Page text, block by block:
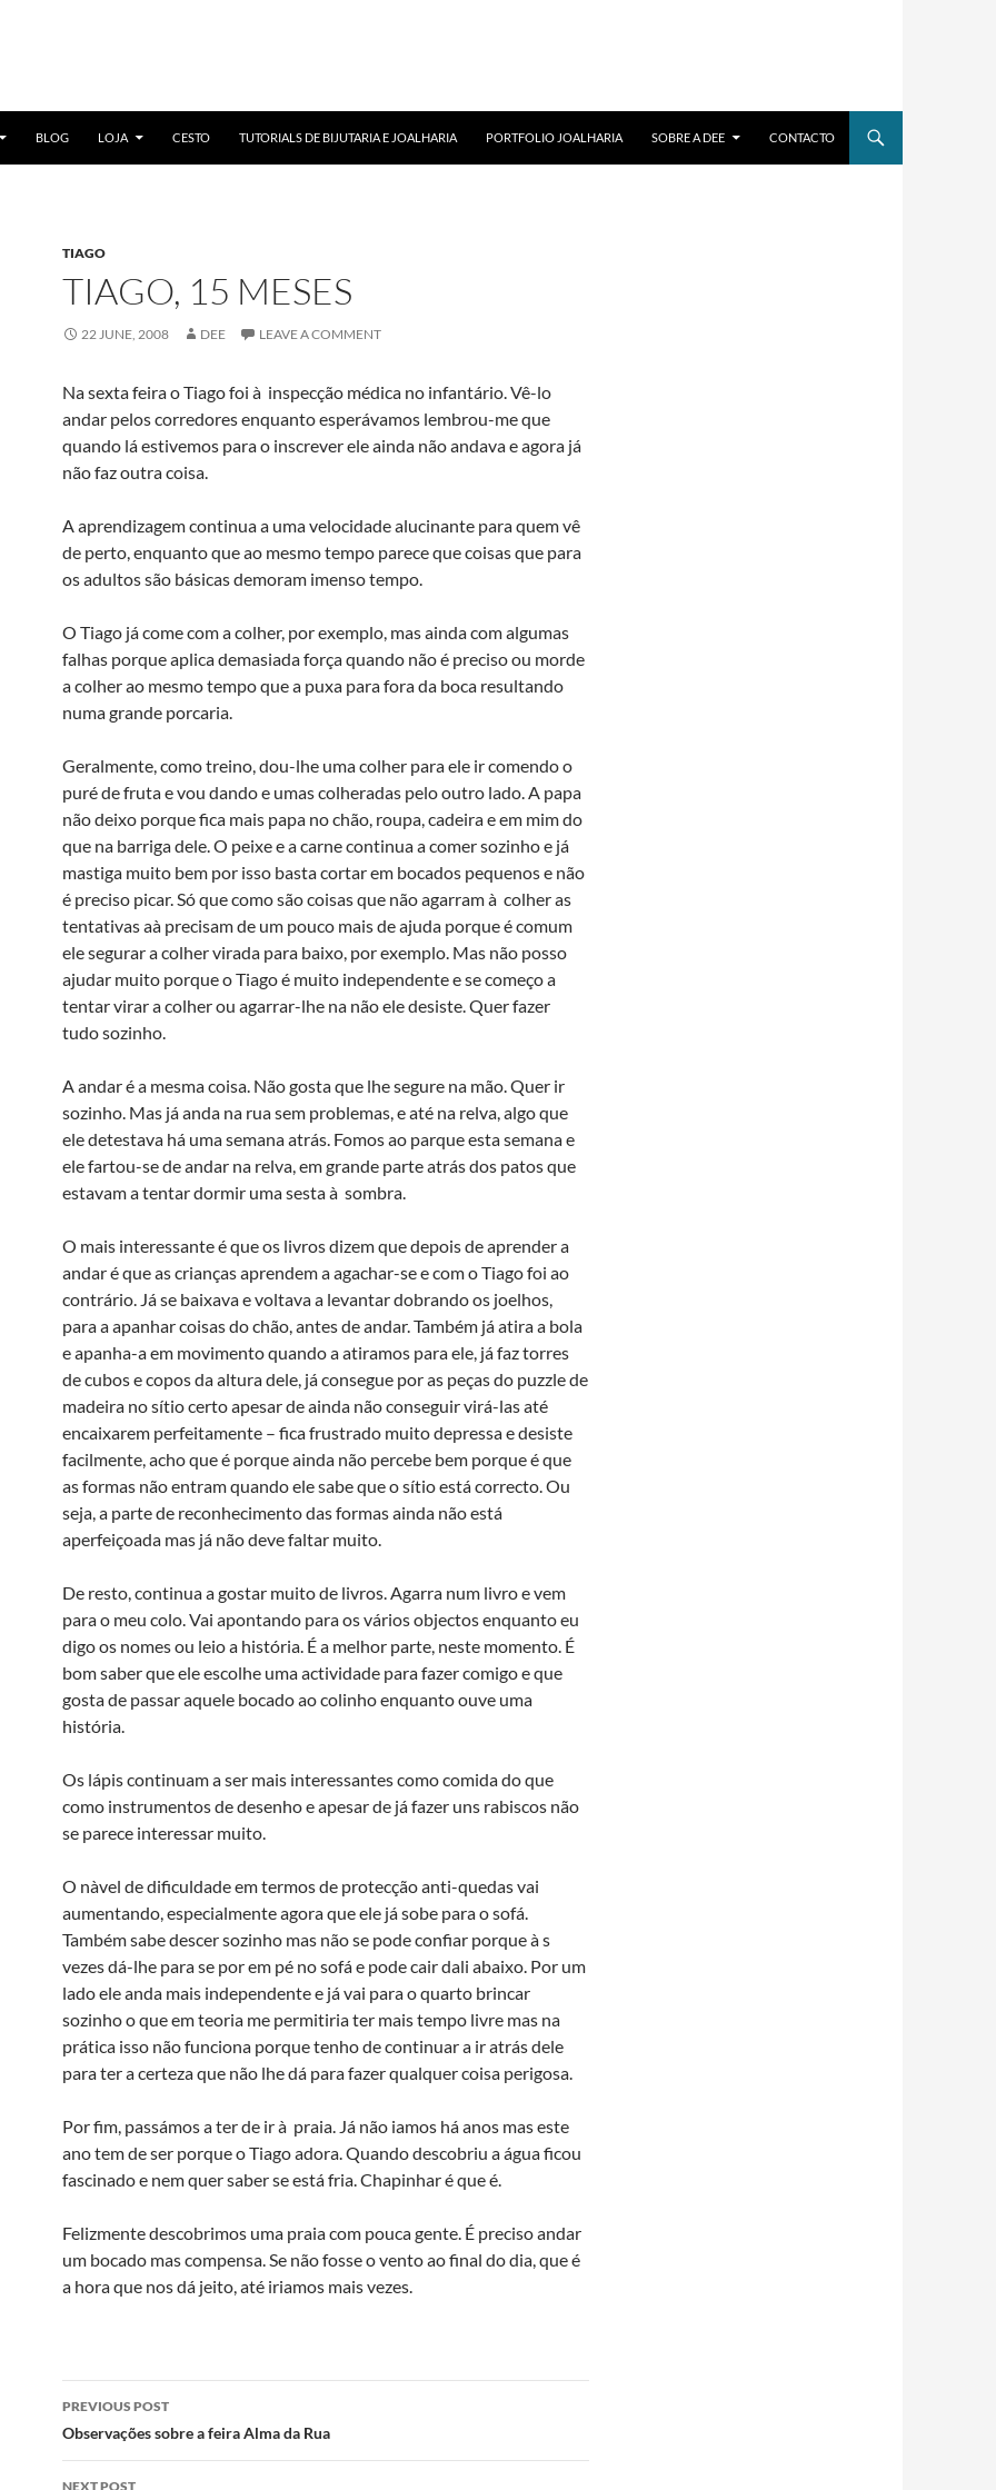
BLOG LOJA CESTO TUTORIALS DE BIJUTARIA E JOALHARIA PORTFOLIO JOALHARIA SOBRE A DEE CONTACTO
TIAGO
TIAGO, 15 MESES
22 JUNE, 2008 DEE LEAVE A COMMENT
Na sexta feira o Tiago foi à inspecção médica no infantário. Vê-lo
andar pelos corredores enquanto esperávamos lembrou-me que
quando lá estivemos para o inscrever ele ainda não andava e agora já
não faz outra coisa.
A aprendizagem continua a uma velocidade alucinante para quem vê
de perto, enquanto que ao mesmo tempo parece que coisas que para
os adultos são básicas demoram imenso tempo.
O Tiago já come com a colher, por exemplo, mas ainda com algumas
falhas porque aplica demasiada força quando não é preciso ou morde
a colher ao mesmo tempo que a puxa para fora da boca resultando
numa grande porcaria.
Geralmente, como treino, dou-lhe uma colher para ele ir comendo o
puré de fruta e vou dando e umas colheradas pelo outro lado. A papa
não deixo porque fica mais papa no chão, roupa, cadeira e em mim do
que na barriga dele. O peixe e a carne continua a comer sozinho e já
mastiga muito bem por isso basta cortar em bocados pequenos e não
é preciso picar. Só que como são coisas que não agarram à colher as
tentativas aà­ precisam de um pouco mais de ajuda porque é comum
ele segurar a colher virada para baixo, por exemplo. Mas não posso
ajudar muito porque o Tiago é muito independente e se começo a
tentar virar a colher ou agarrar-lhe na não ele desiste. Quer fazer
tudo sozinho.
A andar é a mesma coisa. Não gosta que lhe segure na mão. Quer ir
sozinho. Mas já anda na rua sem problemas, e até na relva, algo que
ele detestava há uma semana atrás. Fomos ao parque esta semana e
ele fartou-se de andar na relva, em grande parte atrás dos patos que
estavam a tentar dormir uma sesta à sombra.
O mais interessante é que os livros dizem que depois de aprender a
andar é que as crianças aprendem a agachar-se e com o Tiago foi ao
contrário. Já se baixava e voltava a levantar dobrando os joelhos,
para a apanhar coisas do chão, antes de andar. Também já atira a bola
e apanha-a em movimento quando a atiramos para ele, já faz torres
de cubos e copos da altura dele, já consegue por as peças do puzzle de
madeira no sí­tio certo apesar de ainda não conseguir virá-las até
encaixarem perfeitamente – fica frustrado muito depressa e desiste
facilmente, acho que é porque ainda não percebe bem porque é que
as formas não entram quando ele sabe que o sí­tio está correcto. Ou
seja, a parte de reconhecimento das formas ainda não está
aperfeiçoada mas já não deve faltar muito.
De resto, continua a gostar muito de livros. Agarra num livro e vem
para o meu colo. Vai apontando para os vários objectos enquanto eu
digo os nomes ou leio a história. É a melhor parte, neste momento. É
bom saber que ele escolhe uma actividade para fazer comigo e que
gosta de passar aquele bocado ao colinho enquanto ouve uma
história.
Os lápis continuam a ser mais interessantes como comida do que
como instrumentos de desenho e apesar de já fazer uns rabiscos não
se parece interessar muito.
O nà­vel de dificuldade em termos de protecção anti-quedas vai
aumentando, especialmente agora que ele já sobe para o sofá.
Também sabe descer sozinho mas não se pode confiar porque à s
vezes dá-lhe para se por em pé no sofá e pode cair dali abaixo. Por um
lado ele anda mais independente e já vai para o quarto brincar
sozinho o que em teoria me permitiria ter mais tempo livre mas na
prática isso não funciona porque tenho de continuar a ir atrás dele
para ter a certeza que não lhe dá para fazer qualquer coisa perigosa.
Por fim, passámos a ter de ir à praia. Já não iamos há anos mas este
ano tem de ser porque o Tiago adora. Quando descobriu a água ficou
fascinado e nem quer saber se está fria. Chapinhar é que é.
Felizmente descobrimos uma praia com pouca gente. É preciso andar
um bocado mas compensa. Se não fosse o vento ao final do dia, que é
a hora que nos dá jeito, até iriamos mais vezes.
Post
navigation
PREVIOUS POST
Observações sobre a feira Alma da Rua
NEXT POST